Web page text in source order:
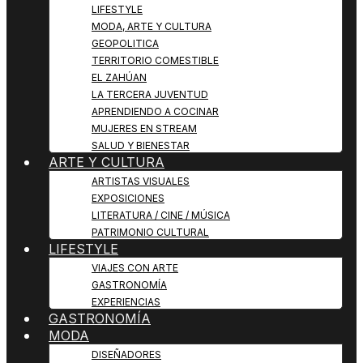
LIFESTYLE
MODA, ARTE Y CULTURA
GEOPOLITICA
TERRITORIO COMESTIBLE
EL ZAHÚAN
LA TERCERA JUVENTUD
APRENDIENDO A COCINAR
MUJERES EN STREAM
SALUD Y BIENESTAR
ARTE Y CULTURA
ARTISTAS VISUALES
EXPOSICIONES
LITERATURA / CINE / MÚSICA
PATRIMONIO CULTURAL
LIFESTYLE
VIAJES CON ARTE
GASTRONOMÍA
EXPERIENCIAS
GASTRONOMÍA
MODA
DISEÑADORES